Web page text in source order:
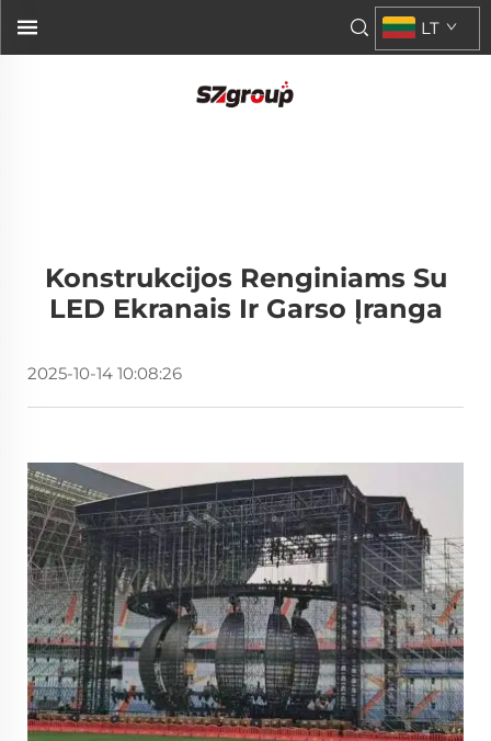
LT
Konstrukcijos Renginiams Su
LED Ekranais Ir Garso Įranga
2025-10-14 10:08:26